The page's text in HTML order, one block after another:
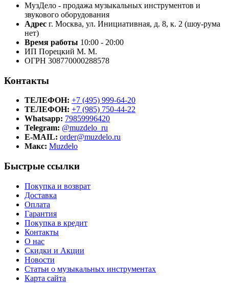
МузДело - продажа музыкальных инструментов и
звукового оборудования
Адрес г. Москва, ул. Инициативная, д. 8, к. 2 (шоу-рума
нет)
Время работы 10:00 - 20:00
ИП Порецкий М. М.
ОГРН 308770000288578
Контакты
ТЕЛЕФОН: +7 (495) 999-64-20
ТЕЛЕФОН: +7 (985) 750-44-22
Whatsapp: 79859996420
Telegram: @muzdelo_ru
E-MAIL: order@muzdelo.ru
Макс: Muzdelo
Быстрые ссылки
Покупка и возврат
Доставка
Оплата
Гарантия
Покупка в кредит
Контакты
О нас
Скидки и Акции
Новости
Статьи о музыкальных инструментах
Карта сайта